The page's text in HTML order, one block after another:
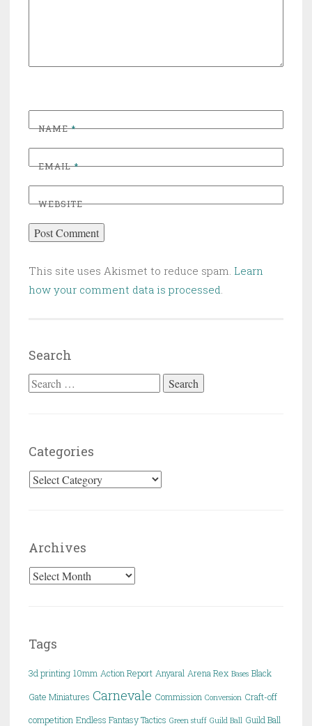
NAME*
EMAIL*
WEBSITE
This site uses Akismet to reduce spam. Learn
how your comment data is processed.
Search
Search for:
Categories
Categories
Archives
Archives
Tags
3d printing 10mm Action Report Anyaral Arena Rex Bases Black
Gate Miniatures Carnevale Commission Conversion Craft-off
competition Endless Fantasy Tactics Green stuff Guild Ball Guild Ball